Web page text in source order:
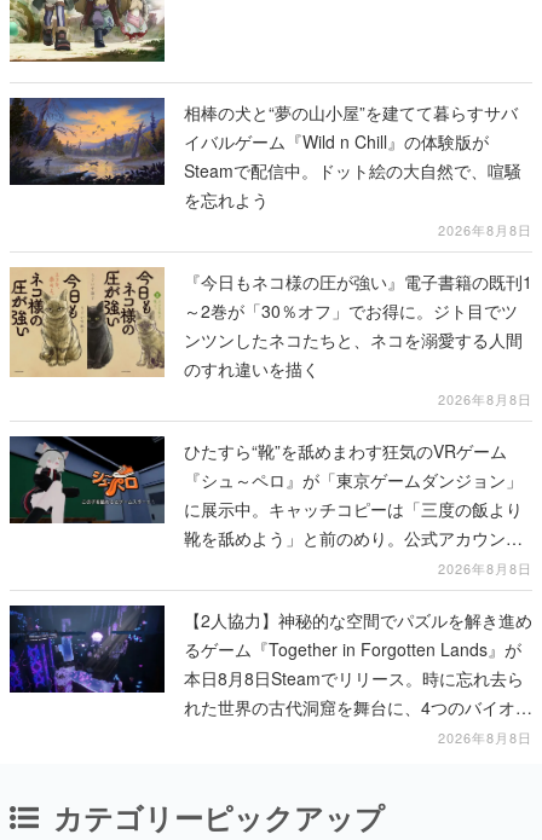
相棒の犬と“夢の山小屋”を建てて暮らすサバ
イバルゲーム『Wild n Chill』の体験版が
Steamで配信中。ドット絵の大自然で、喧騒
を忘れよう
2026年8月8日
『今日もネコ様の圧が強い』電子書籍の既刊1
～2巻が「30％オフ」でお得に。ジト目でツ
ンツンしたネコたちと、ネコを溺愛する人間
のすれ違いを描く
2026年8月8日
ひたすら“靴”を舐めまわす狂気のVRゲーム
『シュ～ペロ』が「東京ゲームダンジョン」
に展示中。キャッチコピーは「三度の飯より
靴を舐めよう」と前のめり。公式アカウント
も開設され、2026年リリースに向けて開発中
2026年8月8日
【2人協力】神秘的な空間でパズルを解き進め
るゲーム『Together in Forgotten Lands』が
本日8月8日Steamでリリース。時に忘れ去ら
れた世界の古代洞窟を舞台に、4つのバイオー
2026年8月8日
カテゴリーピックアップ